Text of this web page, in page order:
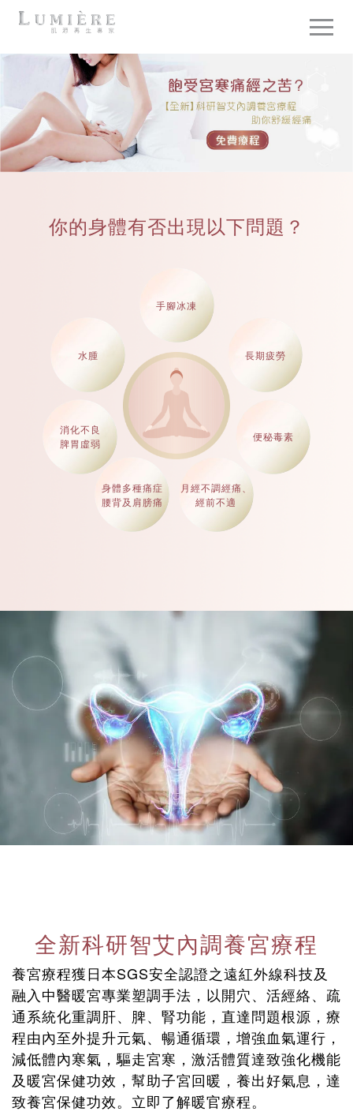
你的身體有否出現以下問題？
手腳冰凍
長期疲勞
便秘毒素
月經不調經痛、
經前不適
身體多種痛症
腰背及肩膀痛
消化不良
脾胃虛弱
水腫
全新科研智艾內調養宮療程
養宮療程獲日本SGS安全認證之遠紅外線科技及
融入中醫暖宮專業塑調手法，以開穴、活經絡、疏
通系統化重調肝、脾、腎功能，直達問題根源，療
程由內至外提升元氣、暢通循環，增強血氣運行，
減低體內寒氣，驅走宮寒，激活體質達致強化機能
及暖宮保健功效，幫助子宮回暖，養出好氣息，達
致養宮保健功效。立即了解暖官療程。